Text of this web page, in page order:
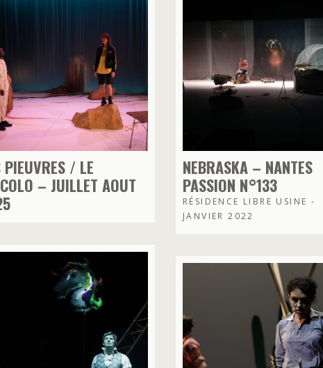
PIEUVRES / LE
– JUILLET AOUT
NEBRASKA – NANTES
PASSION N°133
RÉSIDENCE LIBRE USINE -
JANVIER 2022